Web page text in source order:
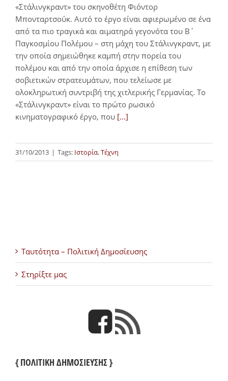
«Στάλινγκραντ» του σκηνοθέτη Φιόντορ
Μπονταρτσούκ. Αυτό το έργο είναι αφιερωμένο σε ένα
από τα πιο τραγικά και αιματηρά γεγονότα του Β΄
Παγκοσμίου Πολέμου – στη μάχη του Στάλινγκραντ, με
την οποία σημειώθηκε καμπή στην πορεία του
πολέμου και από την οποία άρχισε η επίθεση των
σοβιετικών στρατευμάτων, που τελείωσε με
ολοκληρωτική συντριβή της χιτλερικής Γερμανίας. Το
«Στάλινγκραντ» είναι το πρώτο ρωσικό
κινηματογραφικό έργο, που [...]
31/10/2013 | Tags: Ιστορία,Τέχνη
Ταυτότητα – Πολιτική Δημοσίευσης
Στηρίξτε μας
{ ΠΟΛΙΤΙΚΗ ΔΗΜΟΣΙΕΥΣΗΣ }